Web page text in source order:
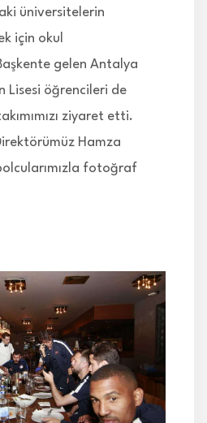
üniversitelerin
için okul
gelen Antalya
Lisesi öğrencileri de
ziyaret etti.
Hamza
fotoğraf